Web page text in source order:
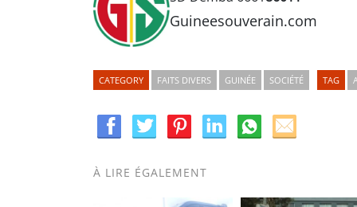
Guineesouverain.com
CATEGORY FAITS DIVERS GUINÉE SOCIÉTÉ TAG
À LIRE ÉGALEMENT